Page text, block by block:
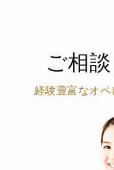
ご相
経験豊富なオ